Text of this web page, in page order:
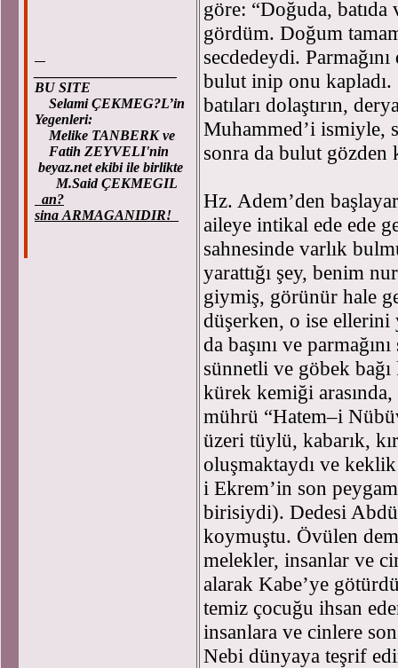
BU SITE
Selami ÇEKMEG?L’in
Yegenleri:
Melike TANBERK ve
Fatih ZEYVELI'nin
beyaz.net ekibi ile birlikte
M.Said ÇEKMEGIL
an?
sina ARMAGANIDIR!
göre: “Doğuda,
gördüm. Doğum
secdedeydi.
bulut inip onu
batıları dolaştırın,
Muhammed’i ismiyle,
sonra da bulut
Hz. Adem’den
aileye intikal ede ede
sahnesinde varlık
yarattığı şey, benim
giymiş, görünür hale
düşerken, o ise ellerini
da başını ve
sünnetli ve göbek
kürek kemiği
mührü “Hatem–i
üzeri tüylü, kabarık,
oluşmaktaydı ve
i Ekrem’in son
birisiydi). Dedesi
koymuştu. Övülen
melekler, insanlar ve
alarak Kabe’ye
temiz çocuğu ihsan
insanlara ve cinlere
Nebi dünyaya teşrif